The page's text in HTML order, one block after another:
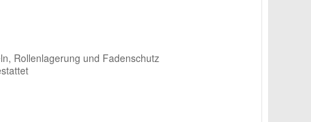
Rollenlagerung und Fadenschutz